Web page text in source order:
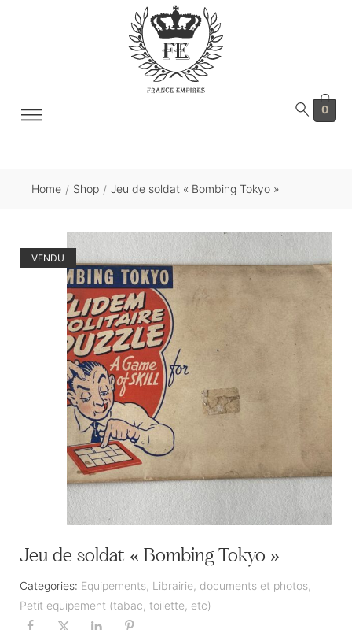
0
Home / Shop / Jeu de soldat « Bombing Tokyo »
VENDU
Jeu de soldat « Bombing Tokyo »
Categories: Equipements, Librairie, documents et photos,
Petit equipement (tabac, toilette, etc)